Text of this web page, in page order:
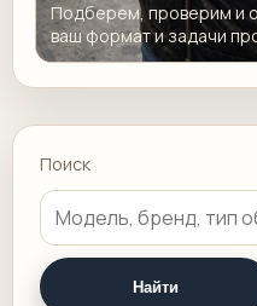
Подберем, проверим и
ваш формат и задачи
Поиск
Найти